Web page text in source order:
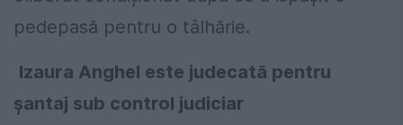
pedepasă pentru o tâlhărie.
Izaura Anghel este judecată pentru
șantaj sub control judiciar